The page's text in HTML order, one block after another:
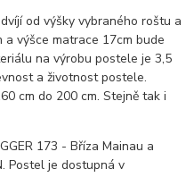
od výšky vybraného roštu a
výšce matrace 17cm bude
na výrobu postele je 3,5
a životnost postele.
cm do 200 cm. Stejně tak i
173 - Bříza Mainau a
Postel je dostupná v